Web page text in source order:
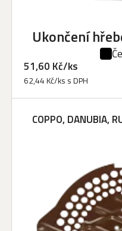
Ukončení
51,60 Kč/ks
62,44 Kč/ks s DPH
COPPO, DANUBIA,